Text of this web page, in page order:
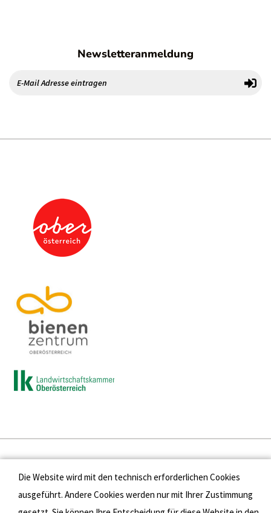
Newsletteranmeldung
Presse
Kontakt
Die Website wird mit den technisch erforderlichen Cookies
ausgeführt. Andere Cookies werden nur mit Ihrer Zustimmung